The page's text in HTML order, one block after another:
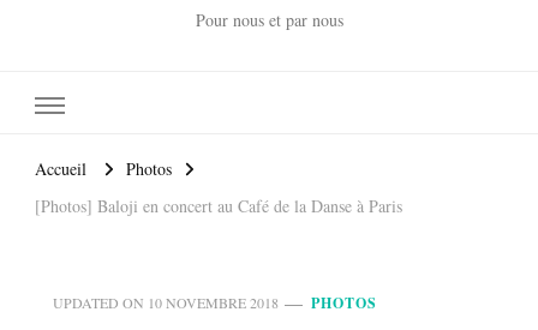
Pour nous et par nous
Accueil
Photos
[Photos] Baloji en concert au Café de la Danse à Paris
UPDATED ON 10 NOVEMBRE 2018 PHOTOS